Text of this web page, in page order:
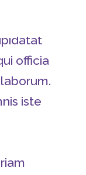
officia
iste